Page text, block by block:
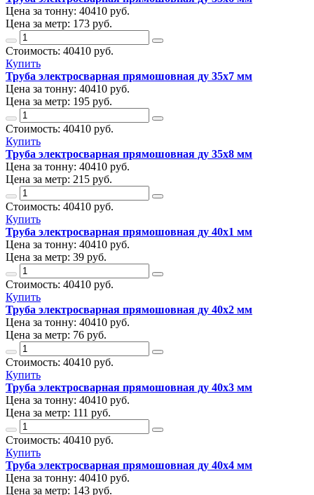
Цена за тонну: 40410 руб.
Цена за метр: 173 руб.
Стоимость: 40410 руб.
Купить
Труба электросварная прямошовная ду 35х7 мм
Цена за тонну: 40410 руб.
Цена за метр: 195 руб.
Стоимость: 40410 руб.
Купить
Труба электросварная прямошовная ду 35х8 мм
Цена за тонну: 40410 руб.
Цена за метр: 215 руб.
Стоимость: 40410 руб.
Купить
Труба электросварная прямошовная ду 40х1 мм
Цена за тонну: 40410 руб.
Цена за метр: 39 руб.
Стоимость: 40410 руб.
Купить
Труба электросварная прямошовная ду 40х2 мм
Цена за тонну: 40410 руб.
Цена за метр: 76 руб.
Стоимость: 40410 руб.
Купить
Труба электросварная прямошовная ду 40х3 мм
Цена за тонну: 40410 руб.
Цена за метр: 111 руб.
Стоимость: 40410 руб.
Купить
Труба электросварная прямошовная ду 40х4 мм
Цена за тонну: 40410 руб.
Цена за метр: 143 руб.